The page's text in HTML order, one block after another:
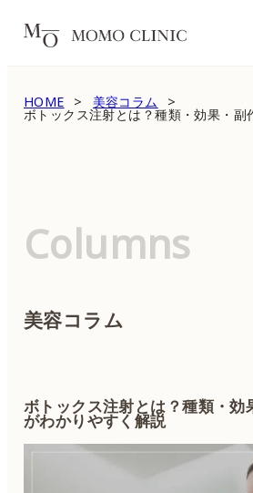
HOME 美容コラム
Columns
美容コラム
ボトックス注射とは？種類・効
がわかりやすく解説